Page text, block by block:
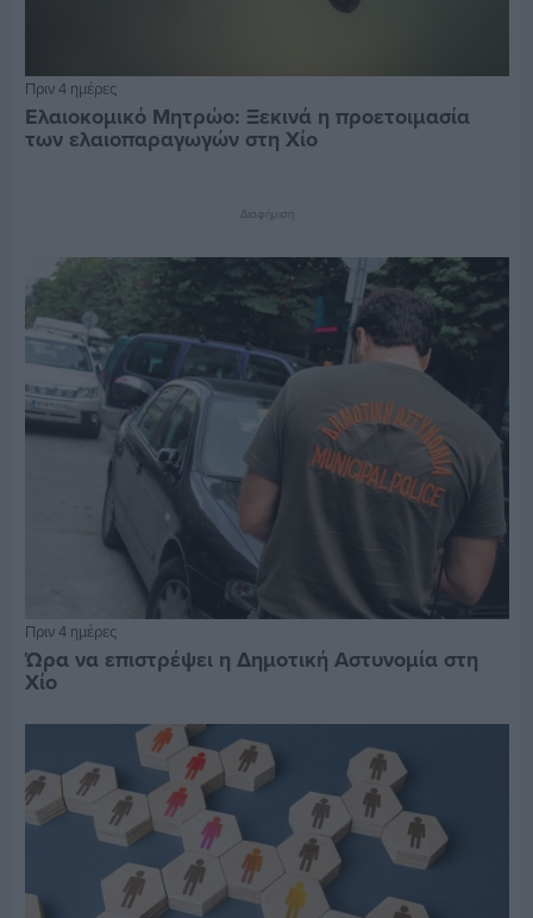
Πριν 4 ημέρες
Ελαιοκομικό Μητρώο: Ξεκινά η προετοιμασία
των ελαιοπαραγωγών στη Χίο
Διαφήμιση
Πριν 4 ημέρες
Ώρα να επιστρέψει η Δημοτική Αστυνομία στη
Χίο